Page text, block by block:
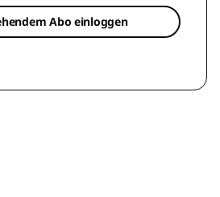
Abo einloggen